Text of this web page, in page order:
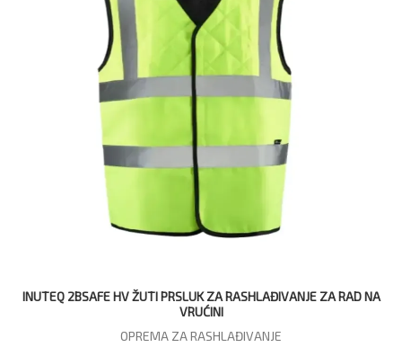
INUTEQ 2BSAFE HV ŽUTI PRSLUK ZA RASHLAĐIVANJE ZA RAD NA
VRUĆINI
OPREMA ZA RASHLAĐIVANJE